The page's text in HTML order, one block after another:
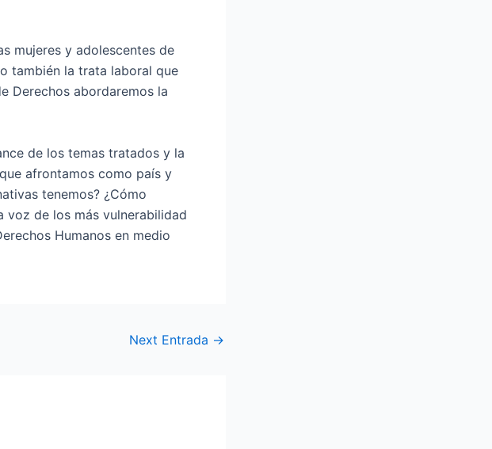
mujeres y adolescentes de
también la trata laboral que
Derechos abordaremos la
de los temas tratados y la
afrontamos como país y
tenemos? ¿Cómo
voz de los más vulnerabilidad
Humanos en medio
Next Entrada →